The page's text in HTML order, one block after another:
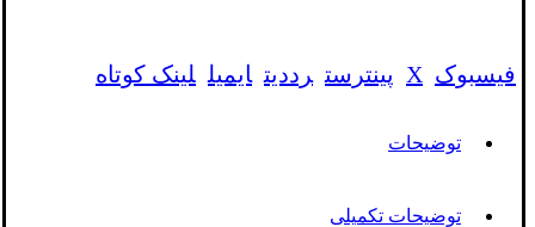
فیسبوک X پینترست رددیت ایمیل لینک کوتاه
توضیحات
توضیحات تکمیلی